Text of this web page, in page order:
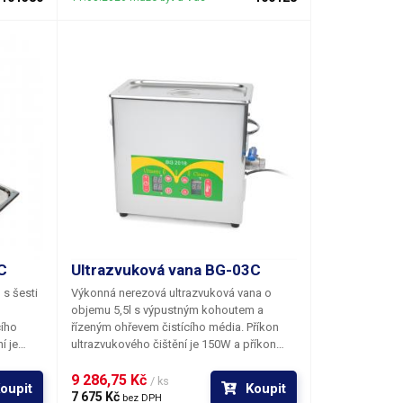
s šesti
je
Ultrazvuková vana BG-03C
Výkonná nerezová ultrazvuková vana o
objemu 5,5l s výpustným kohoutem a
řízeným ohřevem čistícího média. Příkon
ultrazvukového čištění je 150W a příkon
digitální; teplota čistícího prostředku se
nastavuje stiskem tlačítek stejně jako doba
9 286,75 Kč / ks
7 675 Kč bez DPH
Koupit